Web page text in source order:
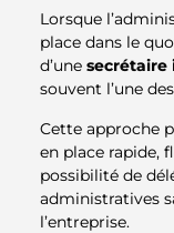
Lorsque
place dans le
d’une secrétaire
souvent l’une
Cette approche
en place rapide,
possibilité de
administratives
l’entreprise.